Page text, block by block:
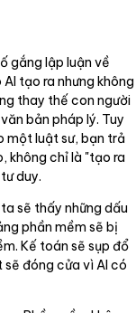
gắng lập luận về
tạo ra nhưng không
thay thế con người
bản pháp lý. Tuy
một luật sư, bạn trả
không chỉ là "tạo ra
duy.
sẽ thấy những dấu
phần mềm sẽ bị
Kế toán sẽ sụp đổ
đóng cửa vì AI có